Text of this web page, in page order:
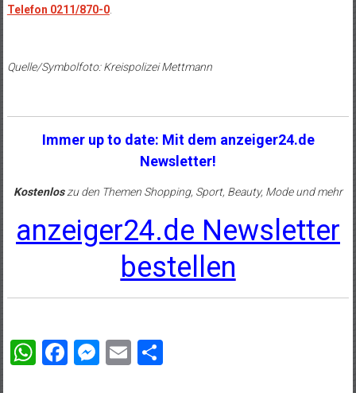
Telefon 0211/870-0.
Quelle/Symbolfoto: Kreispolizei Mettmann
Immer up to date: Mit dem anzeiger24.de
Newsletter!
Kostenloszu den Themen Shopping, Sport, Beauty, Mode und mehr
anzeiger24.de Newsletter
bestellen
WhatsApp
Facebook
Messenger
EmailTeilen